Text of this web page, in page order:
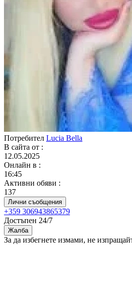
Потребител Lucia Bella
В сайта от :
12.05.2025
Онлайн в :
16:45
Активни обяви :
137
Лични съобщения
+359 306943865379
Достъпен 24/7
Жалба
За да избегнете измами, не